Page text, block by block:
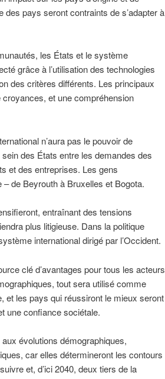
pays seront contraints de s’adapter à
les États et le système
grâce à l’utilisation des technologies
des critères différents. Les principaux
et une compréhension
n’aura pas le pouvoir de
des États entre les demandes des
et des entreprises. Les gens
de Beyrouth à Bruxelles et Bogota.
entraînant des tensions
plus litigieuse. Dans la politique
international dirigé par l’Occident.
clé d’avantages pour tous les acteurs
tout sera utilisé comme
et les pays qui réussiront le mieux seront
une confiance sociétale.
évolutions démographiques,
car elles détermineront les contours
et, d’ici 2040, deux tiers de la